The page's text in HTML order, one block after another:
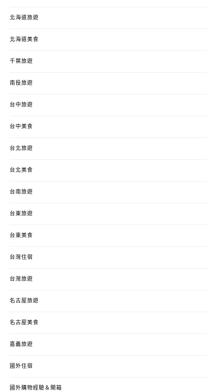
北海道旅遊
北海道美食
千葉旅遊
南投旅遊
台中旅遊
台中美食
台北旅遊
台北美食
台南旅遊
台東旅遊
台東美食
台灣住宿
台灣旅遊
名古屋旅遊
名古屋美食
嘉義旅遊
國外住宿
國外購物經驗＆開箱